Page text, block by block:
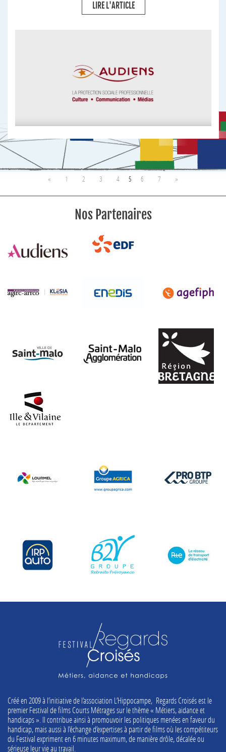
LIRE L'ARTICLE
« 1 2 3 4 5 6 7 »
Nos Partenaires
Créé en 2009 à l’initiative de l’association L’Hippocampe, Regards Croisés est le
premier Festival de films Courts Métrages sur le thème « Métiers, aidance et
handicaps ». Il contribue ainsi à promouvoir les politiques menées en faveur du
handicap, mais aussi à l’échange d’expertises à partir de films où les compétiteurs
du Festival expriment en 6 minutes maximum, de manière drôle, décalée ou
sérieuse leur vie au travail.